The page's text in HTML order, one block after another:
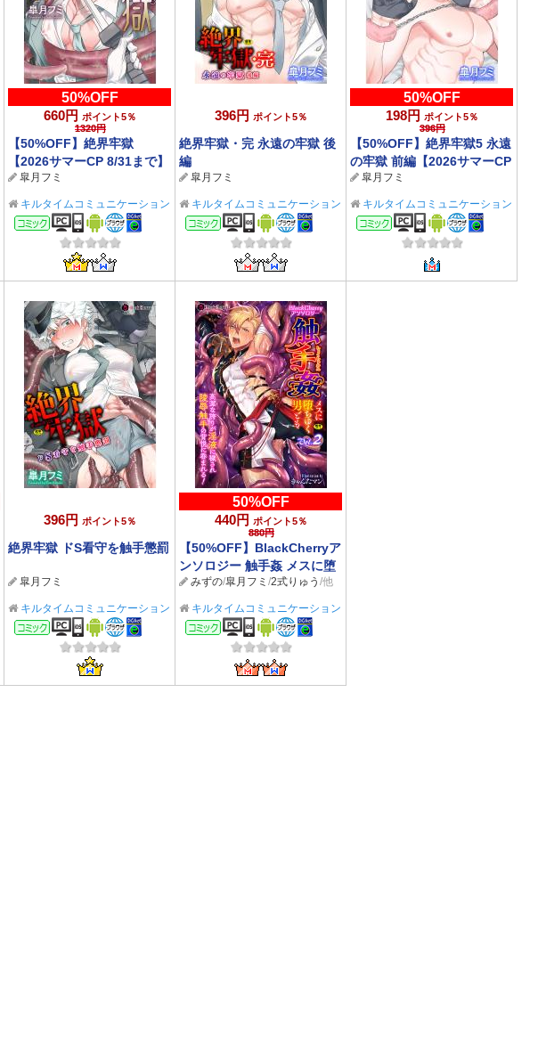
50%OFF
660円 ポイント5％
1320円
【50%OFF】絶界牢獄
【2026サマーCP 8/31まで】
皐月フミ
キルタイムコミュニケーション
BL/TL
コミック
396円 ポイント5％
絶界牢獄・完 永遠の牢獄 後
編
皐月フミ
キルタイムコミュニケーション
BL/TL
コミック
50%OFF
198円 ポイント5％
396円
【50%OFF】絶界牢獄5 永遠
の牢獄 前編【2026サマーCP
8/31まで】
皐月フミ
キルタイムコミュニケーション
BL/TL
コミック
396円 ポイント5％
絶界牢獄 ドS看守を触手懲罰
皐月フミ
キルタイムコミュニケーション
BL/TL
コミック
50%OFF
440円 ポイント5％
880円
【50%OFF】BlackCherryア
ンソロジー 触手姦 メスに堕
ちゆく男どもVol.2【2026サ
マーCP 8/31まで】
みずの/皐月フミ /2式りゅう /他
キルタイムコミュニケーション
BL/TL
コミック